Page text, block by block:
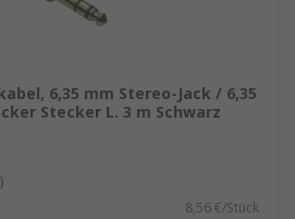
6,35 mm Stereo-Jack / 6,35
Stecker L. 3 m Schwarz
8,56 €/Stück